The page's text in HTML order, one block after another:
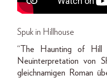
Spuk in Hillhouse
“The Haunting of Hill
Neuinterpretation von
gleichnamigen Roman